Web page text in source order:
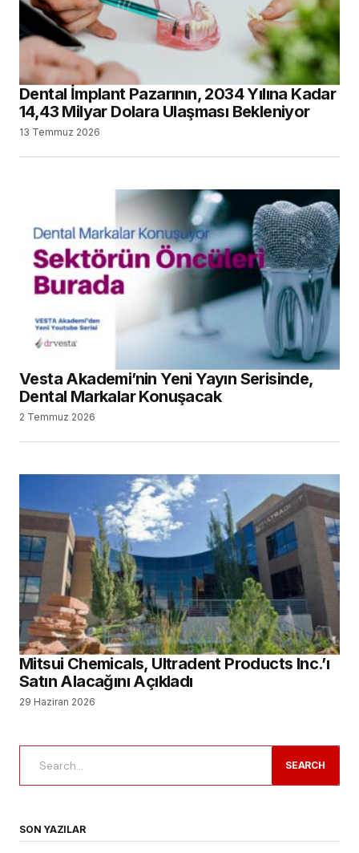
Dental İmplant Pazarının, 2034 Yılına Kadar
14,43 Milyar Dolara Ulaşması Bekleniyor
13 Temmuz 2026
Vesta Akademi’nin Yeni Yayın Serisinde,
Dental Markalar Konuşacak
2 Temmuz 2026
Mitsui Chemicals, Ultradent Products Inc.’ı
Satın Alacağını Açıkladı
29 Haziran 2026
SEARCH
SON YAZILAR